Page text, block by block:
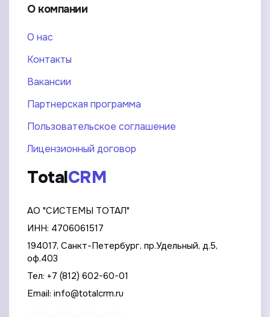
О компании
О нас
Контакты
Вакансии
Партнерская программа
Пользовательское соглашение
Лицензионный договор
TotalCRM
АО "СИСТЕМЫ ТОТАЛ"
ИНН: 4706061517
194017, Санкт-Петербург, пр.Удельный, д.5,
оф.403
Тел: +7 (812) 602-60-01
Email: info@totalcrm.ru